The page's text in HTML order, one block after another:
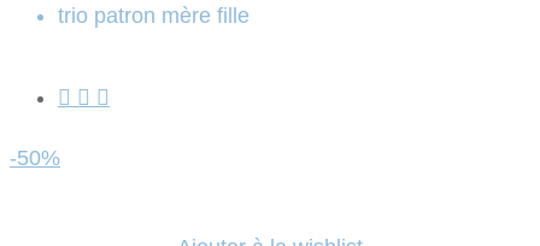
trio patron mère fille
-50%